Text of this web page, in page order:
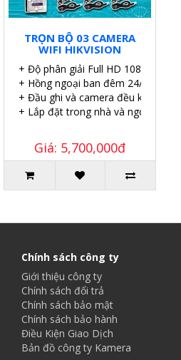
TRỌN BỘ 03 CAMERA
WIFI HIKVISION
+ Độ phân giải Full HD 1080P.
+ Hồng ngoại ban đêm 24/24.
+ Đầu ghi và camera đều kết nối wifi
+ Lắp đặt trong nhà và ngoài trời.
Giá: 5,700,000đ
Chính sách công ty
Giới thiệu công ty
Chính sách đổi trả
Chính sách bảo mật
Chính sách bảo hành
Điều Kiện Giao Dịch
Bản đồ công ty Kamera